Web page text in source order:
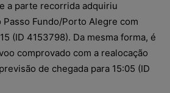
a parte recorrida adquiriu
Fundo/Porto Alegre com
(ID 4153798). Da mesma forma, é
comprovado com a realocação
de chegada para 15:05 (ID